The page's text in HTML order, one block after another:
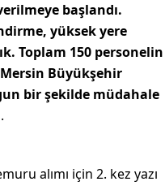
başlandı.
yüksek yere
Toplam 150 personelin
Büyükşehir
bir şekilde müdahale
alımı için 2. kez yazı